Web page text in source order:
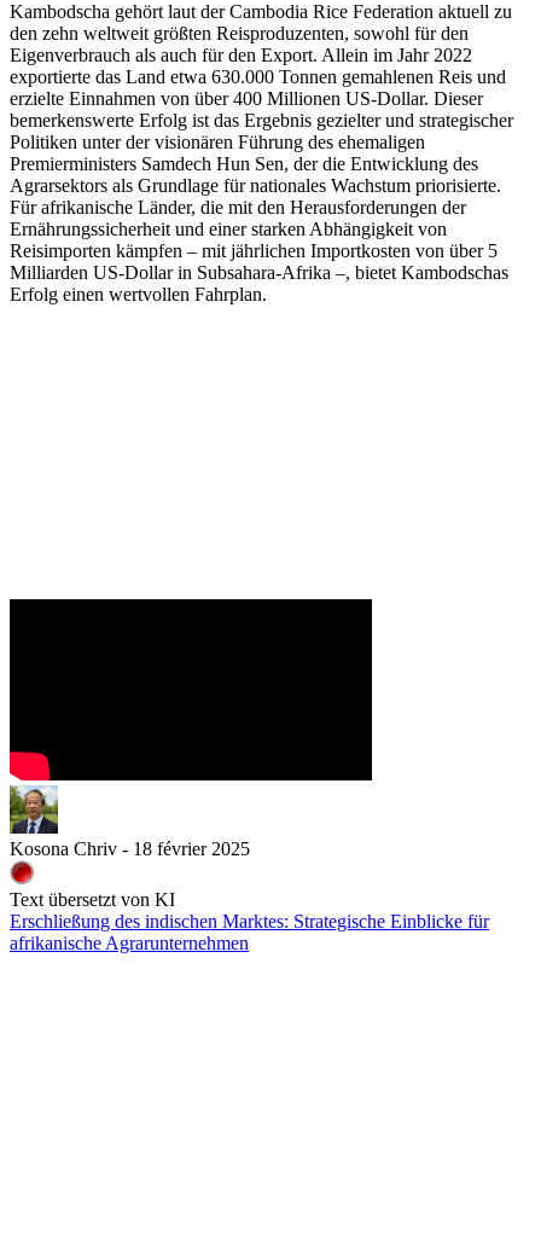
Kambodscha gehört laut der Cambodia Rice Federation aktuell zu
den zehn weltweit größten Reisproduzenten, sowohl für den
Eigenverbrauch als auch für den Export. Allein im Jahr 2022
exportierte das Land etwa 630.000 Tonnen gemahlenen Reis und
erzielte Einnahmen von über 400 Millionen US-Dollar. Dieser
bemerkenswerte Erfolg ist das Ergebnis gezielter und strategischer
Politiken unter der visionären Führung des ehemaligen
Premierministers Samdech Hun Sen, der die Entwicklung des
Agrarsektors als Grundlage für nationales Wachstum priorisierte.
Für afrikanische Länder, die mit den Herausforderungen der
Ernährungssicherheit und einer starken Abhängigkeit von
Reisimporten kämpfen – mit jährlichen Importkosten von über 5
Milliarden US-Dollar in Subsahara-Afrika –, bietet Kambodschas
Erfolg einen wertvollen Fahrplan.
Kosona Chriv - 18 février 2025
Text übersetzt von KI
Erschließung des indischen Marktes: Strategische Einblicke für
afrikanische Agrarunternehmen